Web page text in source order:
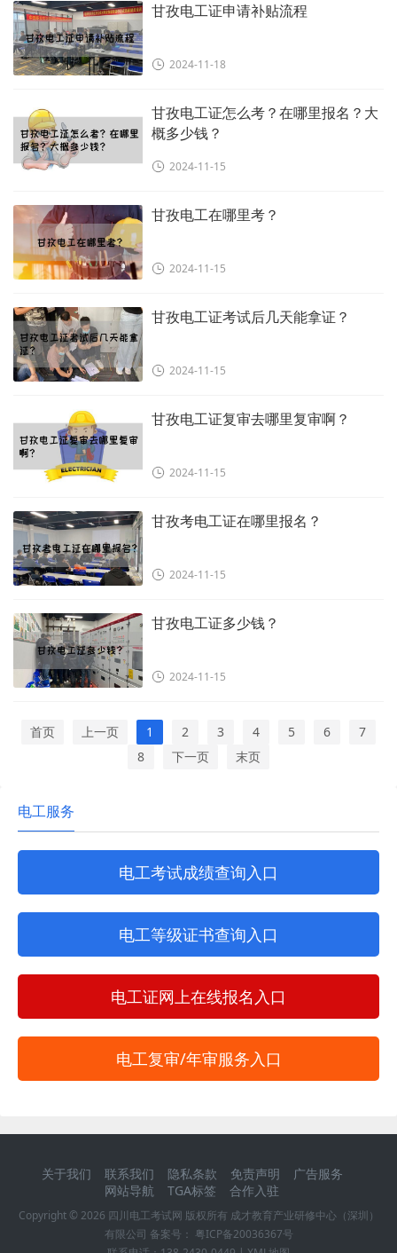
甘孜电工证申请补贴流程
2024-11-18
甘孜电工证怎么考？在哪里报名？大
概多少钱？
2024-11-15
甘孜电工在哪里考？
2024-11-15
甘孜电工证考试后几天能拿证？
2024-11-15
甘孜电工证复审去哪里复审啊？
2024-11-15
甘孜考电工证在哪里报名？
2024-11-15
甘孜电工证多少钱？
2024-11-15
首页 上一页 1 2 3 4 5 6
7
8
下一页 末页
电工服务
电工考试成绩查询入口
电工等级证书查询入口
电工证网上在线报名入口
电工复审/年审服务入口
关于我们 联系我们 隐私条款 免责声明
广告服务
网站导航
TGA标签 合作入驻
Copyright © 2026 四川电工考试网 版权所有 成才教育产业研修中心（深圳）
有限公司 备案号： 粤ICP备20036367号